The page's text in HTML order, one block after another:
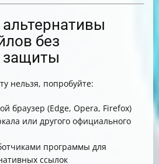
без
защиты
нельзя, попробуйте:
браузер (Edge, Opera, Firefox)
или другого официального
программы для
ссылок